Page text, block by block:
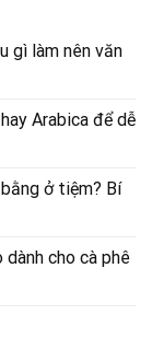
gì làm nên văn
Arabica để dễ
ở tiệm? Bí
dành cho cà phê